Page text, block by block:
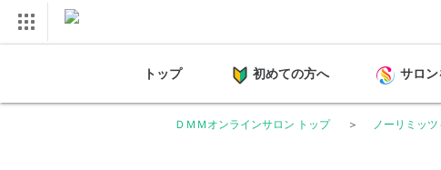
トップ 初めての方へ サロ
ＤＭＭオンラインサロン トップ ノーリミッ